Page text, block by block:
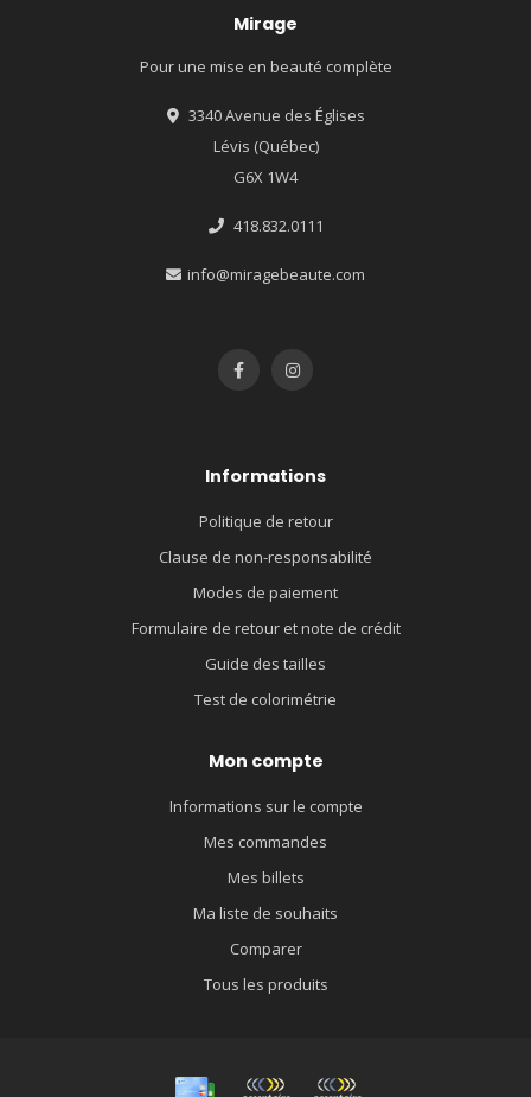
Mirage
Pour une mise en beauté complète
3340 Avenue des Églises
Lévis (Québec)
G6X 1W4
418.832.0111
info@miragebeaute.com
Informations
Politique de retour
Clause de non-responsabilité
Modes de paiement
Formulaire de retour et note de crédit
Guide des tailles
Test de colorimétrie
Mon compte
Informations sur le compte
Mes commandes
Mes billets
Ma liste de souhaits
Comparer
Tous les produits